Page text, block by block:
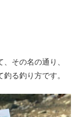
その名の通り、
る釣り方です。